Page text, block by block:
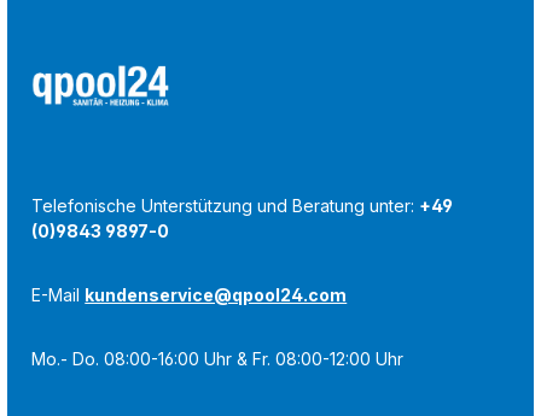
Telefonische Unterstützung und Beratung unter: +49
(0)9843 9897-0
E-Mail kundenservice@qpool24.com
Mo.- Do. 08:00-16:00 Uhr & Fr. 08:00-12:00 Uhr